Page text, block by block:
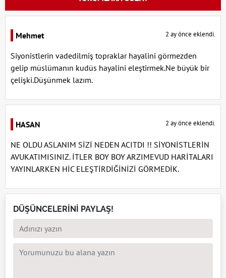
Mehmet 2 ay önce eklendi.
Siyonistlerin vadedilmiş topraklar hayalini görmezden
gelip müslümanın kudüs hayalini eleştirmek.Ne büyük bir
çelişki.Düşünmek lazım.
HASAN 2 ay önce eklendi.
NE OLDU ASLANIM SİZİ NEDEN ACITDI !! SİYONİSTLERİN
AVUKATIMISINIZ. İTLER BOY BOY ARZIMEVUD HARİTALARI
YAYINLARKEN HİC ELEŞTİRDİĞİNİZİ GÖRMEDİK.
DÜŞÜNCELERİNİ PAYLAŞ!